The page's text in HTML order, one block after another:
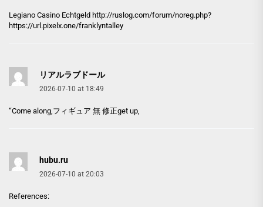
Legiano Casino Echtgeld http://ruslog.com/forum/noreg.php?
https://url.pixelx.one/franklyntalley
リアルラブドール
2026-07-10 at 18:49
“Come along,フィギュア 無 修正get up,
hubu.ru
2026-07-10 at 20:03
References: